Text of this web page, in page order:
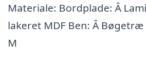
Materiale: Bordplade: Â
lakeret MDF Ben: Â Bøgetræ
M